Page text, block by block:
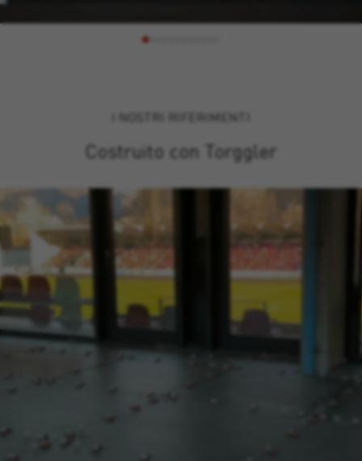
avanzate dell’industria, alle più comuni del fai da te. La
I NOSTRI RIFERIMENTI
Costruito con Torggler